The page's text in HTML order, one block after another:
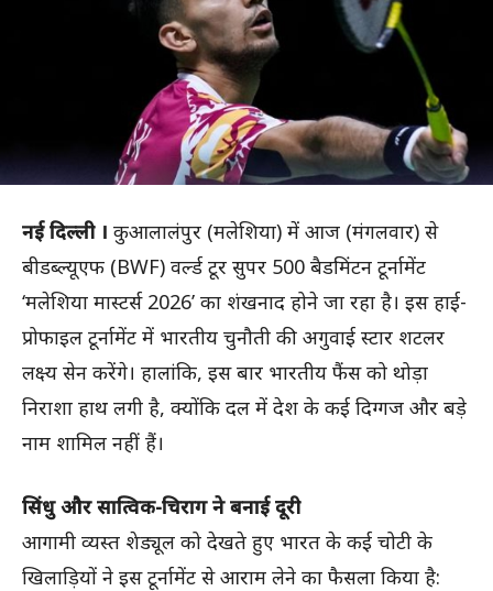
नई दिल्ली । कुआलालंपुर (मलेशिया) में आज (मंगलवार) से
बीडब्ल्यूएफ (BWF) वर्ल्ड टूर सुपर 500 बैडमिंटन टूर्नामेंट
‘मलेशिया मास्टर्स 2026’ का शंखनाद होने जा रहा है। इस हाई-
प्रोफाइल टूर्नामेंट में भारतीय चुनौती की अगुवाई स्टार शटलर
लक्ष्य सेन करेंगे। हालांकि, इस बार भारतीय फैंस को थोड़ा
निराशा हाथ लगी है, क्योंकि दल में देश के कई दिग्गज और बड़े
नाम शामिल नहीं हैं।
सिंधु और सात्विक-चिराग ने बनाई दूरी
आगामी व्यस्त शेड्यूल को देखते हुए भारत के कई चोटी के
खिलाड़ियों ने इस टूर्नामेंट से आराम लेने का फैसला किया है: